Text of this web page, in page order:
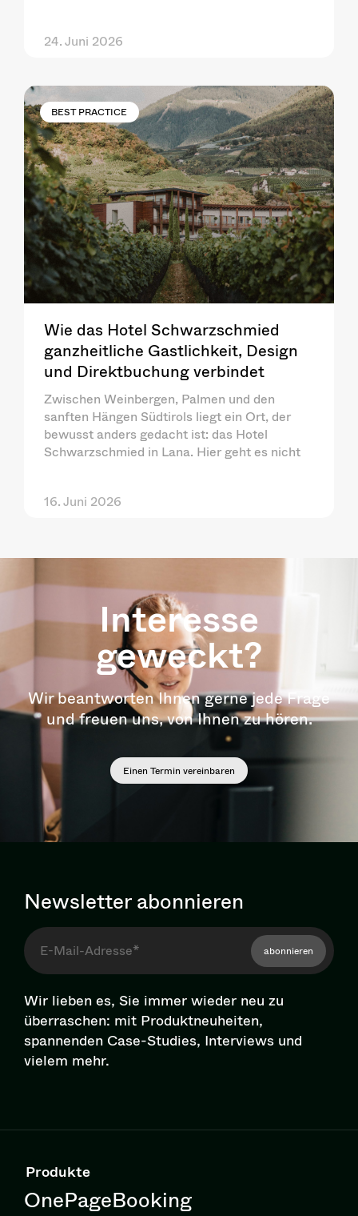
24. Juni 2026
BEST PRACTICE
Wie das Hotel Schwarzschmied
ganzheitliche Gastlichkeit, Design
und Direktbuchung verbindet
Zwischen Weinbergen, Palmen und den
sanften Hängen Südtirols liegt ein Ort, der
bewusst anders gedacht ist: das Hotel
Schwarzschmied in Lana. Hier geht es nicht
16. Juni 2026
Interesse
geweckt?
Wir beantworten Ihnen gerne jede Frage
und freuen uns, von Ihnen zu hören.
Einen Termin vereinbaren
Newsletter abonnieren
abonnieren
Wir lieben es, Sie immer wieder neu zu
überraschen: mit Pro­dukt­neu­hei­ten,
spannenden Case-Studies, Interviews und
vielem mehr.
Produkte
OnePageBooking